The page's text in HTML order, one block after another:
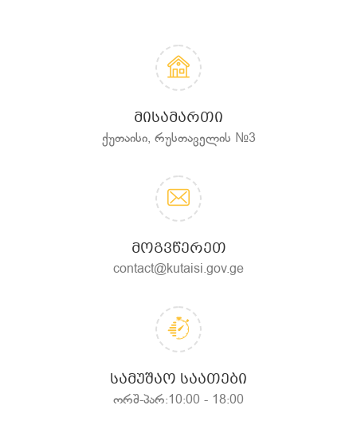
ᲛᲘᲡᲐᲛᲐᲠᲗᲘ
ქუთაისი, რუსთაველის №3
ᲛᲝᲒᲕᲬᲔᲠᲔᲗ
contact@kutaisi.gov.ge
ᲡᲐᲛᲣᲨᲐᲝ ᲡᲐᲐᲗᲔᲑᲘ
ორშ-პარ:10:00 - 18:00